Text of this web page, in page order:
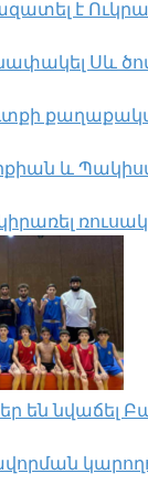
է
Սև
և
են նվաճել